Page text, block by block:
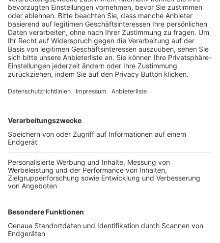
Schulungsangebot Vereinsmitarbeiter
BFV-Geschäftsstellen
Trainerbörse
Login SpielPlus
FOLGE DEM BFV
TOP-VEREINE
TOP-PARTNER